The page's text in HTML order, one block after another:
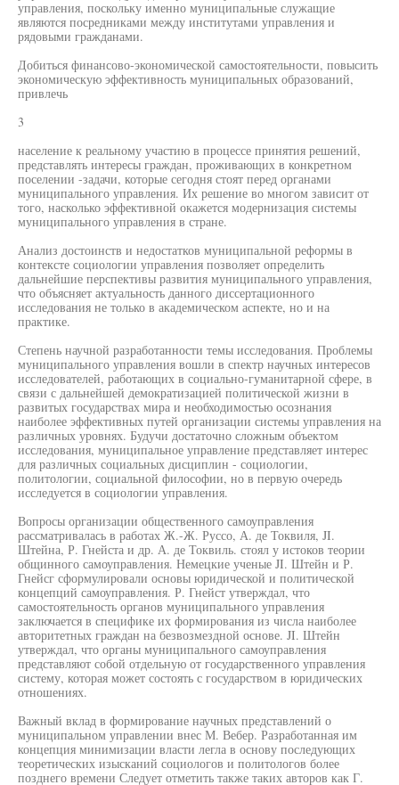
управления, поскольку именно муниципальные служащие
являются посредниками между институтами управления и
рядовыми гражданами.
Добиться финансово-экономической самостоятельности, повысить
экономическую эффективность муниципальных образований,
привлечь
3
население к реальному участию в процессе принятия решений,
представлять интересы граждан, проживающих в конкретном
поселении -задачи, которые сегодня стоят перед органами
муниципального управления. Их решение во многом зависит от
того, насколько эффективной окажется модернизация системы
муниципального управления в стране.
Анализ достоинств и недостатков муниципальной реформы в
контексте социологии управления позволяет определить
дальнейшие перспективы развития муниципального управления,
что объясняет актуальность данного диссертационного
исследования не только в академическом аспекте, но и на
практике.
Степень научной разработанности темы исследования. Проблемы
муниципального управления вошли в спектр научных интересов
исследователей, работающих в социально-гуманитарной сфере, в
связи с дальнейшей демократизацией политической жизни в
развитых государствах мира и необходимостью осознания
наиболее эффективных путей организации системы управления на
различных уровнях. Будучи достаточно сложным объектом
исследования, муниципальное управление представляет интерес
для различных социальных дисциплин - социологии,
политологии, социальной философии, но в первую очередь
исследуется в социологии управления.
Вопросы организации общественного самоуправления
рассматривалась в работах Ж.-Ж. Руссо, А. де Токвиля, JI.
Штейна, Р. Гнейста и др. А. де Токвиль. стоял у истоков теории
общинного самоуправления. Немецкие ученые JI. Штейн и Р.
Гнейсг сформулировали основы юридической и политической
концепций самоуправления. Р. Гнейст утверждал, что
самостоятельность органов муниципального управления
заключается в специфике их формирования из числа наиболее
авторитетных граждан на безвозмездной основе. JI. Штейн
утверждал, что органы муниципального самоуправления
представляют собой отдельную от государственного управления
систему, которая может состоять с государством в юридических
отношениях.
Важный вклад в формирование научных представлений о
муниципальном управлении внес М. Вебер. Разработанная им
концепция минимизации власти легла в основу последующих
теоретических изысканий социологов и политологов более
позднего времени Следует отметить также таких авторов как Г.